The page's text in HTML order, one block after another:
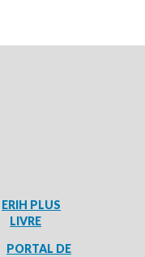
ERIH PLUS
LIVRE
PORTAL DE